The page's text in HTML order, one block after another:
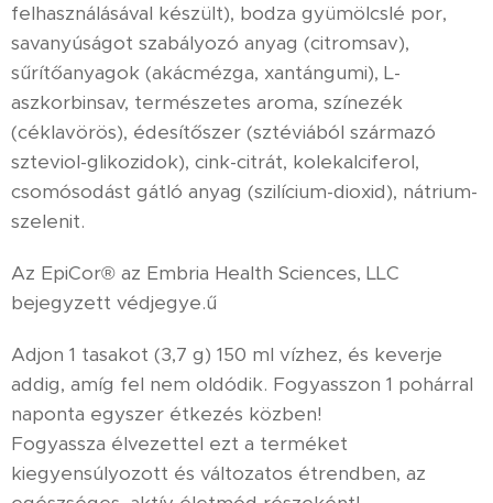
felhasználásával készült), bodza gyümölcslé por,
savanyúságot szabályozó anyag (citromsav),
sűrítőanyagok (akácmézga, xantángumi), L-
aszkorbinsav, természetes aroma, színezék
(céklavörös), édesítőszer (sztéviából származó
szteviol-glikozidok), cink-citrát, kolekalciferol,
csomósodást gátló anyag (szilícium-dioxid), nátrium-
szelenit.
Az EpiCor® az Embria Health Sciences, LLC
bejegyzett védjegye.ű
Adjon 1 tasakot (3,7 g) 150 ml vízhez, és keverje
addig, amíg fel nem oldódik. Fogyasszon 1 pohárral
naponta egyszer étkezés közben!
Fogyassza élvezettel ezt a terméket
kiegyensúlyozott és változatos étrendben, az